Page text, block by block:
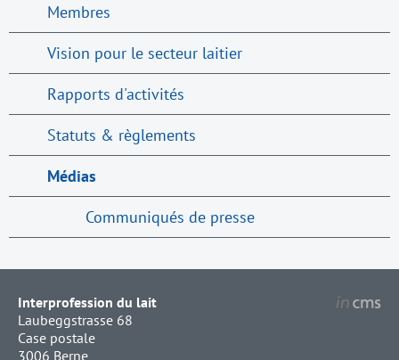
Membres
Vision pour le secteur laitier
Rapports d'activités
Statuts & règlements
Médias
Communiqués de presse
Interprofession du lait
Laubeggstrasse 68
Case postale
3006 Berne